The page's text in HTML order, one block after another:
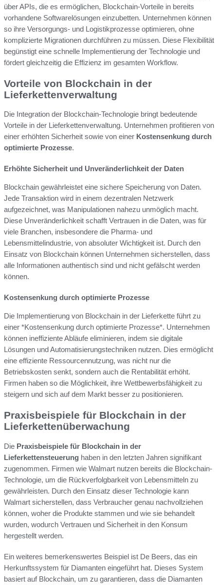
über APIs, die es ermöglichen, Blockchain-Vorteile in bereits
vorhandene Softwarelösungen einzubetten. Unternehmen können
so ihre Versorgungs- und Logistikprozesse optimieren, ohne
komplizierte Migrationen durchführen zu müssen. Diese Flexibilität
begünstigt eine schnelle Implementierung der Technologie und
fördert gleichzeitig die Effizienz im gesamten Workflow.
Vorteile von Blockchain in der
Lieferkettenverwaltung
Die Integration der Blockchain-Technologie bringt bedeutende
Vorteile in der Lieferkettenverwaltung. Unternehmen profitieren von
einer erhöhten Sicherheit sowie von einer Kostensenkung durch
optimierte Prozesse.
Erhöhte Sicherheit und Unveränderlichkeit der Daten
Blockchain gewährleistet eine sichere Speicherung von Daten.
Jede Transaktion wird in einem dezentralen Netzwerk
aufgezeichnet, was Manipulationen nahezu unmöglich macht.
Diese Unveränderlichkeit schafft Vertrauen in die Daten, was für
viele Branchen, insbesondere die Pharma- und
Lebensmittelindustrie, von absoluter Wichtigkeit ist. Durch den
Einsatz von Blockchain können Unternehmen sicherstellen, dass
alle Informationen authentisch sind und nicht gefälscht werden
können.
Kostensenkung durch optimierte Prozesse
Die Implementierung von Blockchain in der Lieferkette führt zu
einer *Kostensenkung durch optimierte Prozesse*. Unternehmen
können ineffiziente Abläufe eliminieren, indem sie digitale
Lösungen und Automatisierungstechniken nutzen. Dies ermöglicht
eine effiziente Ressourcennutzung, was nicht nur die
Betriebskosten senkt, sondern auch die Rentabilität erhöht.
Firmen haben so die Möglichkeit, ihre Wettbewerbsfähigkeit zu
steigern und sich auf dem Markt besser zu positionieren.
Praxisbeispiele für Blockchain in der
Lieferkettenüberwachung
Die Praxisbeispiele für Blockchain in der
Lieferkettensteuerung haben in den letzten Jahren signifikant
zugenommen. Firmen wie Walmart nutzen bereits die Blockchain-
Technologie, um die Rückverfolgbarkeit von Lebensmitteln zu
gewährleisten. Durch den Einsatz dieser Technologie kann
Walmart sicherstellen, dass Verbraucher genau nachvollziehen
können, woher die Produkte stammen und wie sie behandelt
wurden, wodurch Vertrauen und Sicherheit in den Konsum
hergestellt werden.
Ein weiteres bemerkenswertes Beispiel ist De Beers, das ein
Herkunftssystem für Diamanten eingeführt hat. Dieses System
basiert auf Blockchain, um zu garantieren, dass die Diamanten